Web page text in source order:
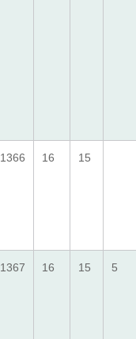
1366 16 15
1367 16 15 5